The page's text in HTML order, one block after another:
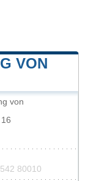
VON
von
80010